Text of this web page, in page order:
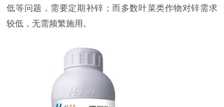
低等问题，需要定期补锌；而多数叶菜类作物对锌需求
较低，无需频繁施用。